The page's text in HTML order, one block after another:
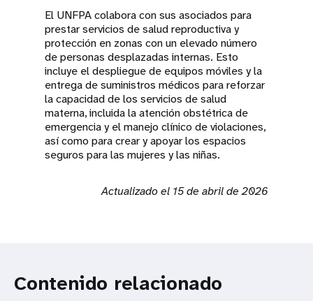
El UNFPA colabora con sus asociados para
prestar servicios de salud reproductiva y
protección en zonas con un elevado número
de personas desplazadas internas. Esto
incluye el despliegue de equipos móviles y la
entrega de suministros médicos para reforzar
la capacidad de los servicios de salud
materna, incluida la atención obstétrica de
emergencia y el manejo clínico de violaciones,
así como para crear y apoyar los espacios
seguros para las mujeres y las niñas.
Actualizado el 15 de abril de 2026
Contenido relacionado